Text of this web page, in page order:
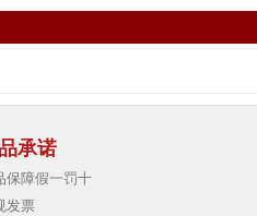
承诺
保障假一罚十
发票